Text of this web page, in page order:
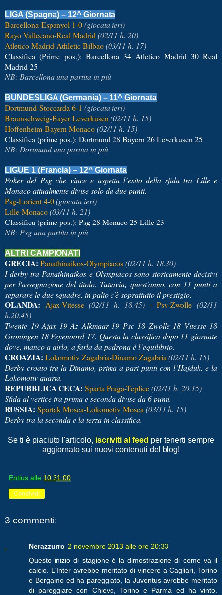
LIGA (Spagna) – 12^ Giornata
Barcellona-Espanyol 1-0(giocata ieri)
Rayo Vallecano-Real Madrid(02/11 h. 20)
Atletico Madrid-Athletic Bilbao(03/11 h. 17)
Classifica (Prime pos.): Barcellona 34 Atletico Madrid 30 Real
Madrid 25
NB: Barcellona una partita in più
BUNDESLIGA (Germania) – 11^ Giornata
Dortmund-Stoccarda 6-1 (giocata ieri)
Braunschweig-Bayer Leverkusen(02/11 h. 15)
Hoffenheim-Bayern Monaco(02/11 h. 15)
Classifica (prime pos.): Dortmund 28 Bayern 26 Leverkusen 25
NB: Dortmund una partita in più
LIGUE 1 (Francia) – 12^ Giornata
Poker del Psg che vince e aspetta l’esito della sfida tra Lille e
Monaco attualmente divise solo da due punti.
Psg-Lorient 4-0(giocata ieri)
Lille-Monaco(03/11 h. 21)
Classifica (prime pos.): Psg 28 Monaco 25 Lille 23
NB: Psg una partita in più
ALTRI CAMPIONATI
GRECIA: Panathinaikos-Olympiacos(02/11 h. 18.30)
I derby tra Panathinaikos e Olympiacos sono storicamente decisivi
per l'assegnazione del titolo. Tuttavia, quest'anno, con 11 punti a
separare le due squadre, in palio c'è soprattutto il prestigio.
OLANDA: Ajax-Vitesse(02/11 h. 18.45) - Psv-Zwolle (02/11
h.20.45)
Twente 19 Ajax 19 Az Alkmaar 19 Psc 18 Zwolle 18 Vitesse 18
Groningen 18 Feyenoord 17. Questa la classifica dopo 11 giornate
dove, manco a dirlo, a farla da padrona è l’equilibrio.
CROAZIA: Lokomotiv Zagabria-Dinamo Zagabria(02/11 h. 15)
Derby croato tra la Dinamo, prima a pari punti con l’Hajduk, e la
Lokomotiv quarta.
REPUBBLICA CECA: Sparta Praga-Teplice(02/11 h. 20.15)
Sfida al vertice tra prima e seconda divise da 6 punti.
RUSSIA: Spartak Mosca-Lokomotiv Mosca(03/11 h. 15)
Derby tra la seconda e la terza in classifica.
Se ti è piaciuto l'articolo, iscriviti al feed per tenerti sempre
aggiornato sui nuovi contenuti del blog!
Entius alle 10:31:00
Condividi
3 commenti:
Nerazzurro 2 novembre 2013 alle ore 20:33
Questo inizio di stagione é la dimostrazione di come va il
calcio. L'Inter avrebbe meritato di vincere a Cagliari, Torino
e Bergamo ed ha pareggiato, la Juventus avrebbe meritato
di pareggiare con Chievo, Torino e Parma ed ha vinto.